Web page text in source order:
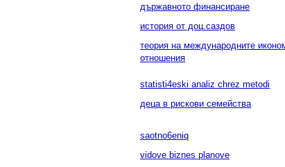
държавното финансиране
история от доц.саздов
теория на международните
отношения
statisti4eski analiz chrez metodi
деца в рискови семейства
saotno6eniq
vidove biznes planove